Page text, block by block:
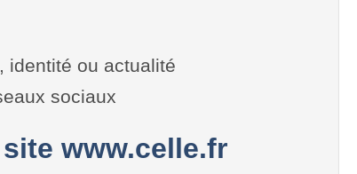
identité ou actualité
sociaux
www.celle.fr